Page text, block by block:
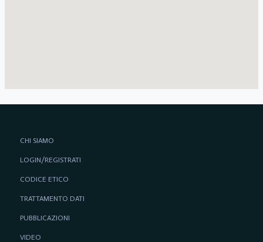
CHI SIAMO
LOGIN/REGISTRATI
CODICE ETICO
TRATTAMENTO DATI
PUBBLICAZIONI
VIDEO